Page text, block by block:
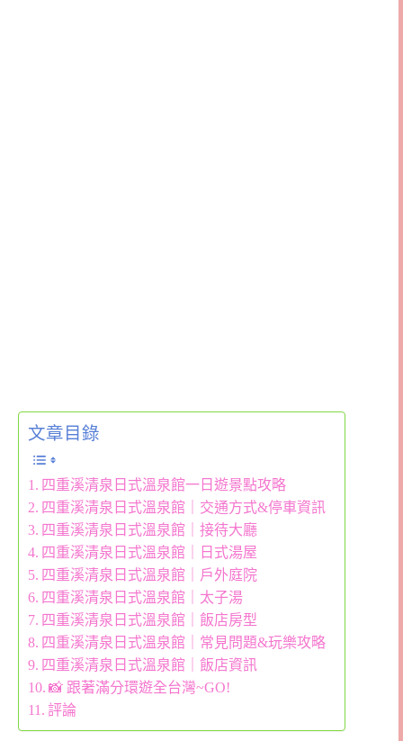
文章目錄
四重溪清泉日式溫泉館一日遊景點攻略
四重溪清泉日式溫泉館｜交通方式&停車資訊
四重溪清泉日式溫泉館｜接待大廳
四重溪清泉日式溫泉館｜日式湯屋
四重溪清泉日式溫泉館｜戶外庭院
四重溪清泉日式溫泉館｜太子湯
四重溪清泉日式溫泉館｜飯店房型
四重溪清泉日式溫泉館｜常見問題&玩樂攻略
四重溪清泉日式溫泉館｜飯店資訊
📸 跟著滿分環遊全台灣~GO!
評論